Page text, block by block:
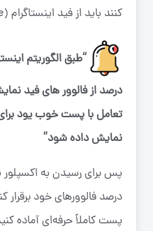
کنند باید از فید اینستاگرام (home) عبور کنید.
درصد از فالوور های فید
تعامل با پست خوب یود
نمایش داده شود”
درصد فالوور‌های خود برقرار
پست کاملاً حرفه‌ای آماده